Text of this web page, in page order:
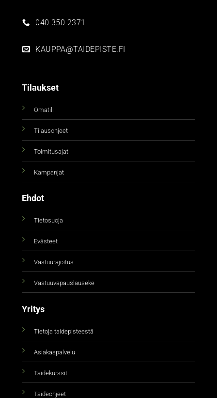
040 350 2371
KAUPPA@TAIDEPISTE.FI
Tilaukset
Omatili
Tilausohjeet
Toimitusajat
Kampanjat
Ehdot
Tietosuoja
Evästeet
Vastuurajoitus
Vastuuvapauslauseke
Yritys
Tietoja taidepisteestä
Asiakaspalvelu
Taidekurssit
Taideohjeet